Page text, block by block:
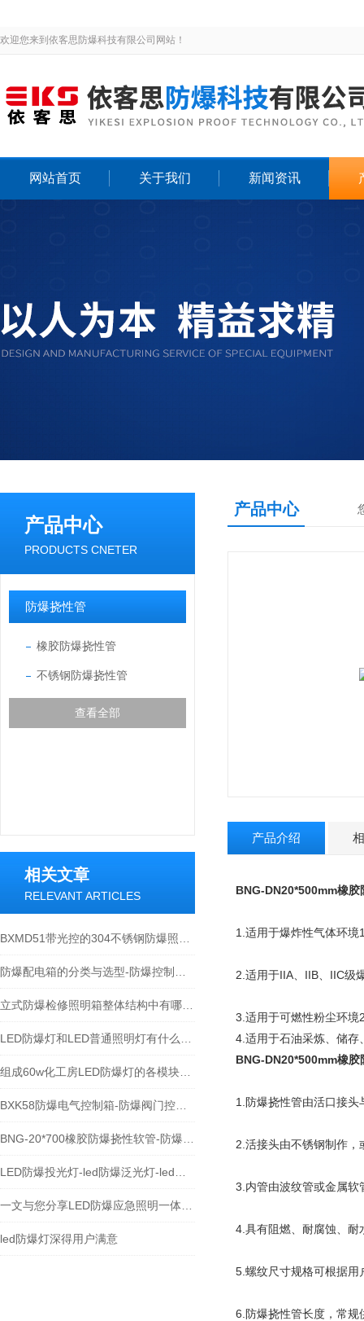
欢迎您来到依客思防爆科技有限公司网站！
网站首页 关于我们 新闻资讯
产品中心
PRODUCTS CNETER
防爆挠性管
橡胶防爆挠性管
不锈钢防爆挠性管
查看全部
相关文章
RELEVANT ARTICLES
led防爆灯深得用户满意
产品中心
产品介绍
BNG-DN20*500mm橡胶
1.适用于爆炸性气体环境
2.适用于IIA、IIB、IIC级
3.适用于可燃性粉尘环
4.适用于石油采炼、储存
BNG-DN20*500mm橡胶
1.防爆挠性管由活口接
2.活接头由不锈钢制作
3.内管由波纹管或金属软
4.具有阻燃、耐腐蚀、耐
5.螺纹尺寸规格可根据用
6.防爆挠性管长度，常